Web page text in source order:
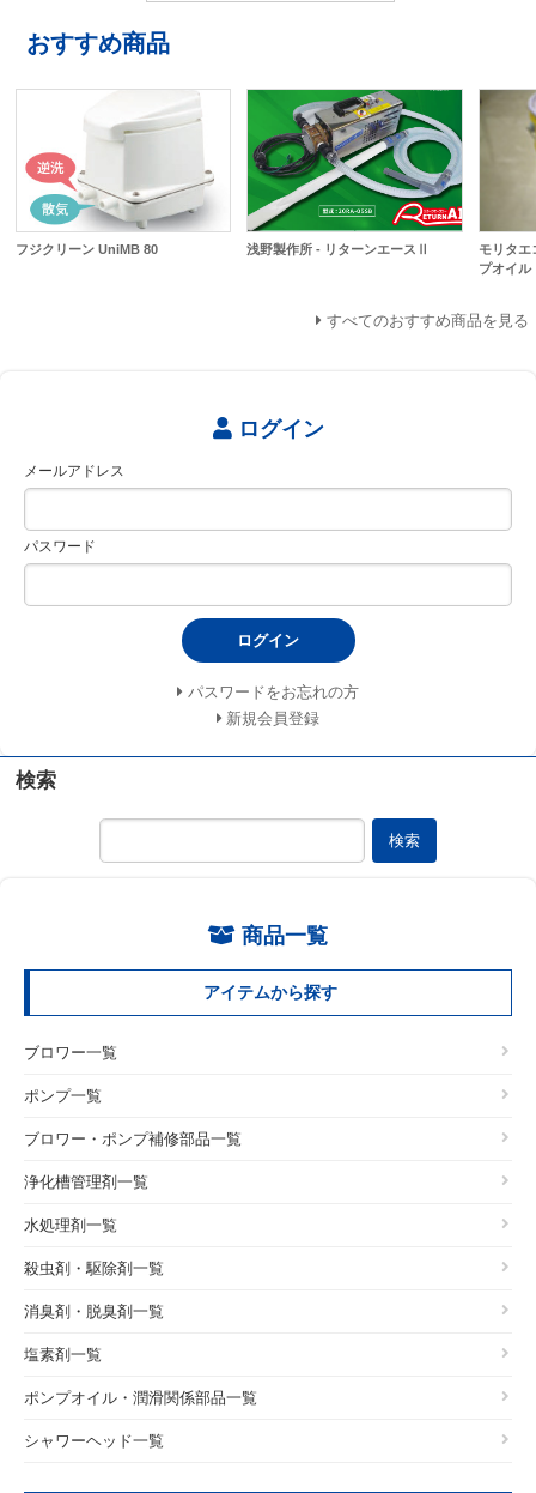
おすすめ商品
フジクリーン UniMB 80 浅野製作所 - リターンエースⅡ
モリタエ
プオイ
すべてのおすすめ商品を見る
ログイン
メールアドレス
パスワード
ログイン
パスワードをお忘れの方
新規会員登録
検索
検索
商品一覧
アイテムから探す
ブロワー一覧
ポンプ一覧
ブロワー・ポンプ補修部品一覧
浄化槽管理剤一覧
水処理剤一覧
殺虫剤・駆除剤一覧
消臭剤・脱臭剤一覧
塩素剤一覧
ポンプオイル・潤滑関係部品一覧
シャワーヘッド一覧